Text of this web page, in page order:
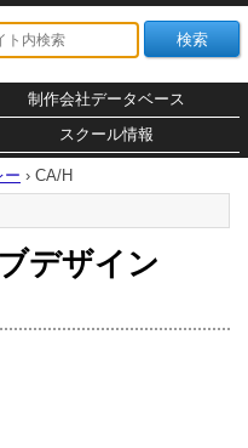
制作会社データベース
スクール情報
ー › CA/H
デザイン